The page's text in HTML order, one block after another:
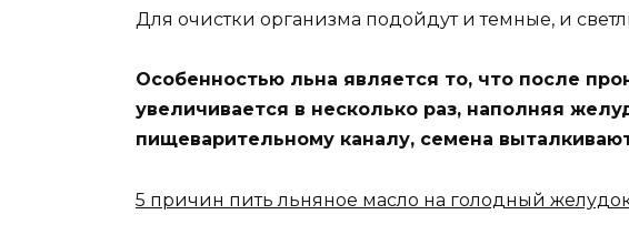
Для очистки организма подойдут и темные, и
Особенностью льна является то, что после
увеличивается в несколько раз, наполняя
пищеварительному каналу, семена
5 причин пить льняное масло на голодный